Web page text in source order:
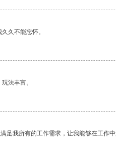
久不能忘怀。
法丰富。
足我所有的工作需求，让我能够在工作